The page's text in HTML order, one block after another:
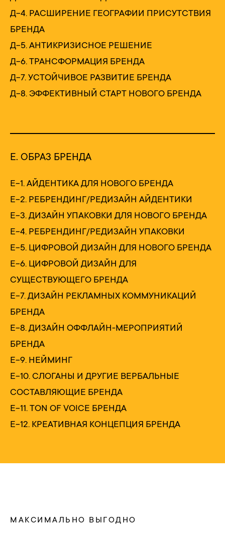
Д-4. РАСШИРЕНИЕ ГЕОГРАФИИ ПРИСУТСТВИЯ
БРЕНДА
Д-5. АНТИКРИЗИСНОЕ РЕШЕНИЕ
Д-6. ТРАНСФОРМАЦИЯ БРЕНДА
Д-7. УСТОЙЧИВОЕ РАЗВИТИЕ БРЕНДА
Д-8. ЭФФЕКТИВНЫЙ СТАРТ НОВОГО БРЕНДА
Е. ОБРАЗ БРЕНДА
Е-1. АЙДЕНТИКА ДЛЯ НОВОГО БРЕНДА
Е-2. РЕБРЕНДИНГ/РЕДИЗАЙН АЙДЕНТИКИ
Е-3. ДИЗАЙН УПАКОВКИ ДЛЯ НОВОГО БРЕНДА
Е-4. РЕБРЕНДИНГ/РЕДИЗАЙН УПАКОВКИ
Е-5. ЦИФРОВОЙ ДИЗАЙН ДЛЯ НОВОГО БРЕНДА
Е-6. ЦИФРОВОЙ ДИЗАЙН ДЛЯ
СУЩЕСТВУЮЩЕГО БРЕНДА
Е-7. ДИЗАЙН РЕКЛАМНЫХ КОММУНИКАЦИЙ
БРЕНДА
Е-8. ДИЗАЙН ОФФЛАЙН-МЕРОПРИЯТИЙ
БРЕНДА
Е-9. НЕЙМИНГ
Е-10. СЛОГАНЫ И ДРУГИЕ ВЕРБАЛЬНЫЕ
СОСТАВЛЯЮЩИЕ БРЕНДА
Е-11. TON OF VOICE БРЕНДА
Е-12. КРЕАТИВНАЯ КОНЦЕПЦИЯ БРЕНДА
МАКСИМАЛЬНО ВЫГОДНО